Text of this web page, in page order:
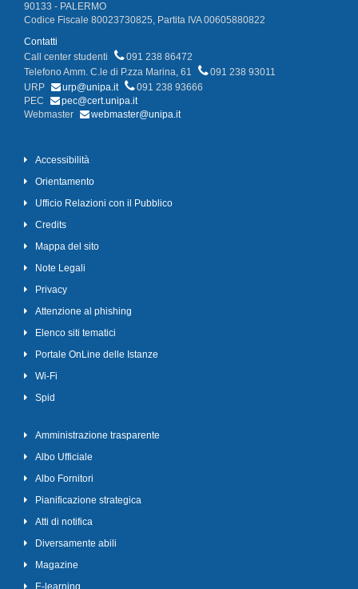
90133 - PALERMO
Codice Fiscale 80023730825, Partita IVA 00605880822
Contatti
Call center studenti
091 238 86472
Telefono Amm. C.le di P.zza Marina, 61
091 238 93011
URP
urp@unipa.it
091 238 93666
PEC
pec@cert.unipa.it
Webmaster
webmaster@unipa.it
Accessibilità
Orientamento
Ufficio Relazioni con il Pubblico
Credits
Mappa del sito
Note Legali
Privacy
Attenzione al phishing
Elenco siti tematici
Portale OnLine delle Istanze
Wi-Fi
Spid
Amministrazione trasparente
Albo Ufficiale
Albo Fornitori
Pianificazione strategica
Atti di notifica
Diversamente abili
Magazine